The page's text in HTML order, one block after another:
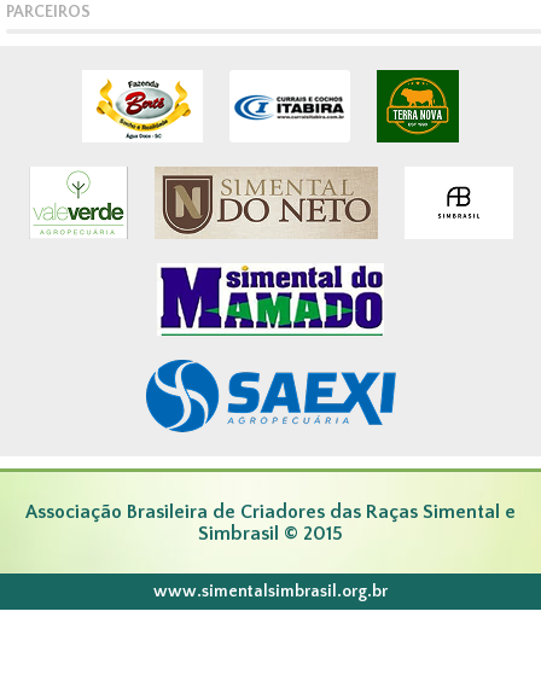
PARCEIROS
Associação Brasileira de Criadores das Raças Simental e
Simbrasil © 2015
www.simentalsimbrasil.org.br